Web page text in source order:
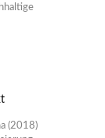
(2018)